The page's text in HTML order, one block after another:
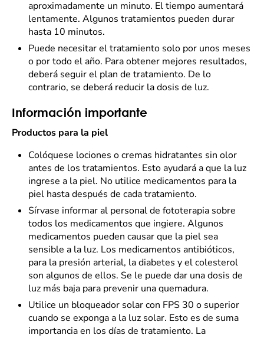
aproximadamente un minuto. El tiempo aumentará
lentamente. Algunos tratamientos pueden durar
hasta 10 minutos.
Puede necesitar el tratamiento solo por unos meses
o por todo el año. Para obtener mejores resultados,
deberá seguir el plan de tratamiento. De lo
contrario, se deberá reducir la dosis de luz.
Información importante
Productos para la piel
Colóquese lociones o cremas hidratantes sin olor
antes de los tratamientos. Esto ayudará a que la luz
ingrese a la piel. No utilice medicamentos para la
piel hasta después de cada tratamiento.
Sírvase informar al personal de fototerapia sobre
todos los medicamentos que ingiere. Algunos
medicamentos pueden causar que la piel sea
sensible a la luz. Los medicamentos antibióticos,
para la presión arterial, la diabetes y el colesterol
son algunos de ellos. Se le puede dar una dosis de
luz más baja para prevenir una quemadura.
Utilice un bloqueador solar con FPS 30 o superior
cuando se exponga a la luz solar. Esto es de suma
importancia en los días de tratamiento. La